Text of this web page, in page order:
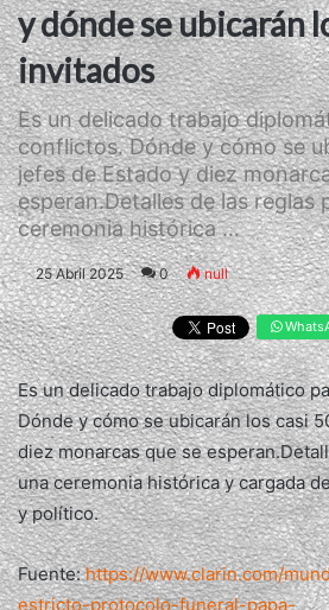
y dónde se ubicarán
invitados
Es un delicado trabajo
conflictos. Dónde y cómo se
jefes de Estado y diez
esperan.Detalles de las reglas
ceremonia histórica ...
25 Abril 2025 0 null
Es un delicado trabajo diplomático
Dónde y cómo se ubicarán los casi
diez monarcas que se
una ceremonia histórica y cargada
y político.
Fuente:https://www.clarin.com/
estricto-protocolo-funeral-papa-